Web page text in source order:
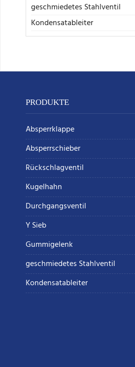
geschmiedetes Stahlventil
Kondensatableiter
PRODUKTE
Absperrklappe
Absperrschieber
Rückschlagventil
Kugelhahn
Durchgangsventil
Y Sieb
Gummigelenk
geschmiedetes Stahlventil
Kondensatableiter